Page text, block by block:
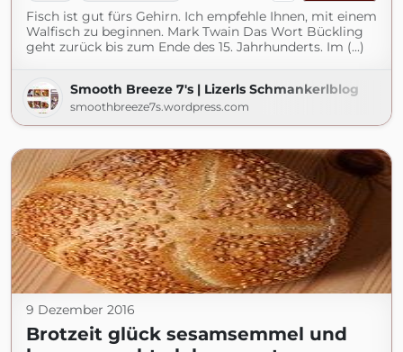
Fisch ist gut fürs Gehirn. Ich empfehle Ihnen, mit einem
Walfisch zu beginnen. Mark Twain Das Wort Bückling
geht zurück bis zum Ende des 15. Jahrhunderts. Im (...)
Smooth Breeze 7's | Lizerls Schmankerlblog
smoothbreeze7s.wordpress.com
9 Dezember 2016
Brotzeit glück sesamsemmel und